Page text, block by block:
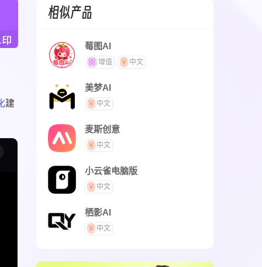
建
相似产品
莓图AI
增值 中文
美梦AI​
中文
麦斯创意
中文
小云雀电脑版
中文
栖影AI
中文